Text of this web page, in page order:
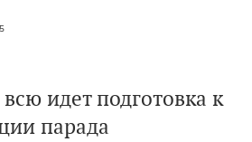
идет подготовка к
парада